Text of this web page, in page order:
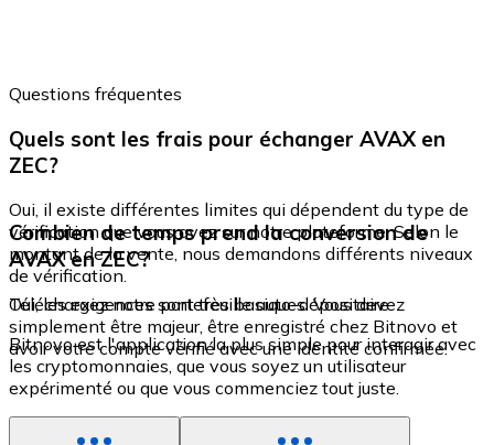
Questions fréquentes
Quels sont les frais pour échanger AVAX en
ZEC?
Oui, il existe différentes limites qui dépendent du type de
vérification que vous avez sur notre plateforme. Selon le
montant de la vente, nous demandons différents niveaux
de vérification.
Combien de temps prend la conversion de
AVAX en ZEC?
Oui, les exigences sont très basiques. Vous devez
simplement être majeur, être enregistré chez Bitnovo et
avoir votre compte vérifié avec une identité confirmée.
Téléchargez notre portefeuille auto-dépositaire
Bitnovo est l'application la plus simple pour interagir avec
les cryptomonnaies, que vous soyez un utilisateur
expérimenté ou que vous commenciez tout juste.